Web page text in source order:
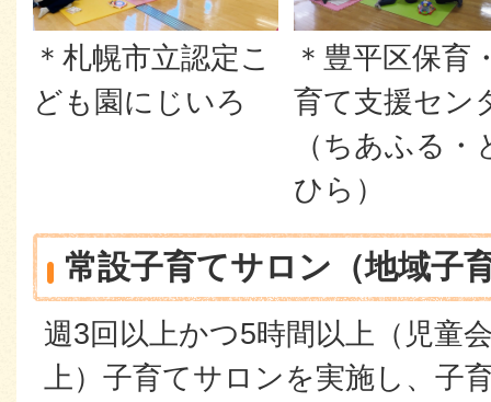
＊札幌市立認定こ
ども園にじいろ
＊豊平区保育
育て支援セン
（ちあふる・
ひら）
常設子育てサロン（地域子
週3回以上かつ5時間以上（児童
上）子育てサロンを実施し、子